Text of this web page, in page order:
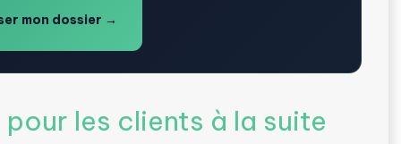
mon dossier →
les clients à la suite